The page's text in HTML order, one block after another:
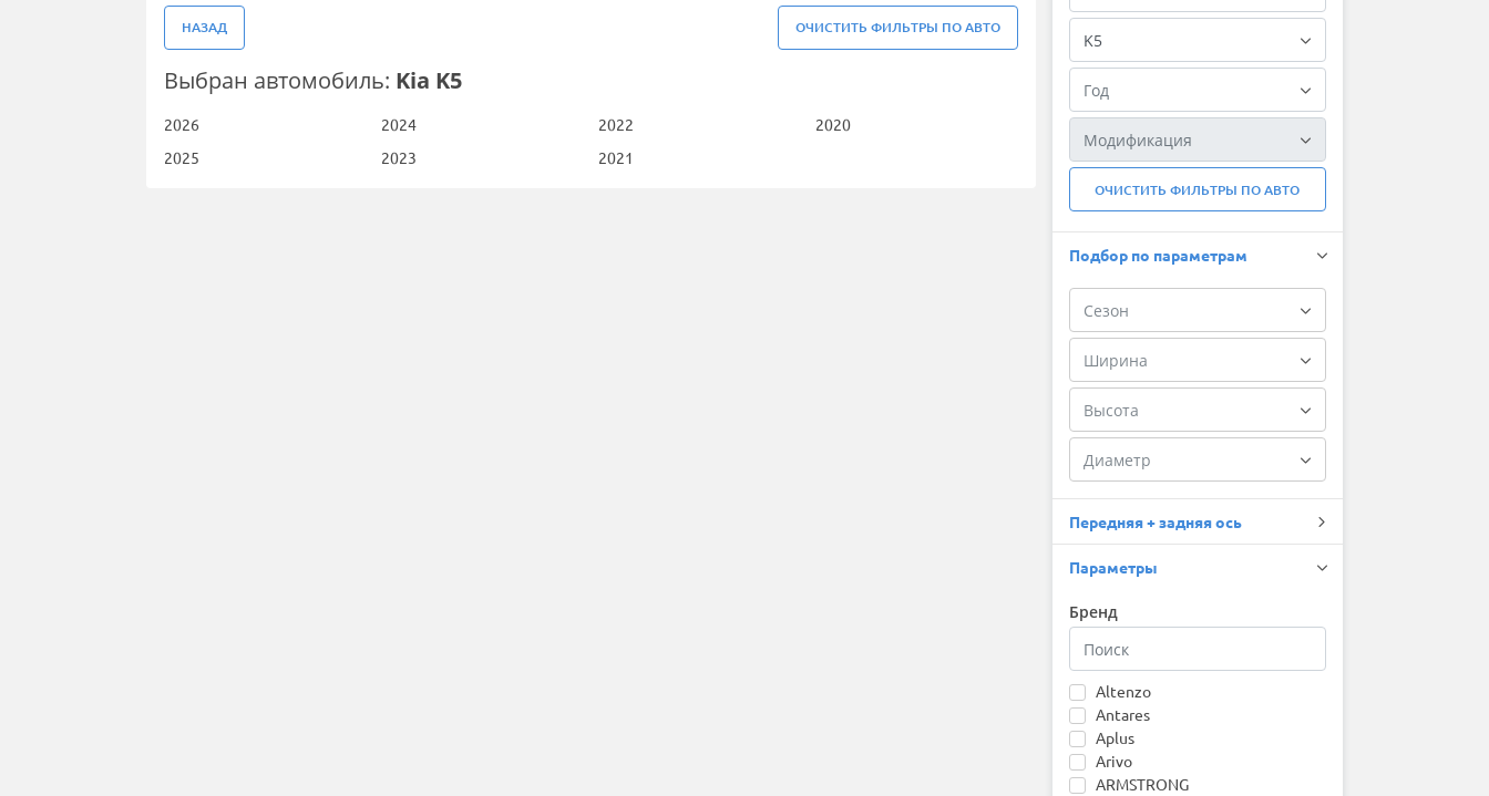
НАЗАД ОЧИСТИТЬ ФИЛЬТРЫ ПО АВТО
Выбран автомобиль: Kia K5
2026
2025
2024
2023
2022
2021
2020
ОЧИСТИТЬ ФИЛЬТРЫ ПО АВТО
Подбор по параметрам
Передняя + задняя ось
Параметры
Бренд
Altenzo
Antares
Aplus
Arivo
ARMSTRONG